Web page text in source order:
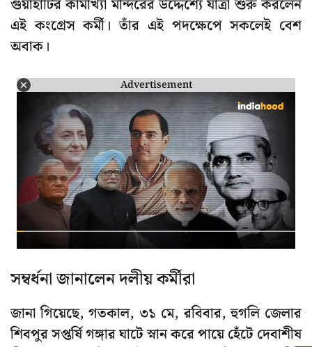
গুয়াহাটির কামাখ্যা মন্দিরের উদ্দেশ্যে যাত্রা শুরু করলেন
এই কংগ্রেস কর্মী। তাঁর এই পদক্ষেপে সকলেই বেশ
অবাক।
Advertisement
সম্বর্ধনা জানালেন দলীয় কর্মীরা
জানা গিয়েছে, গতকাল, ৩১ মে, রবিবার, হুগলি জেলার
শিবপুর সপ্তর্ষি গঙ্গার ঘাটে স্নান করে পায়ে হেঁটে দেবাশীষ